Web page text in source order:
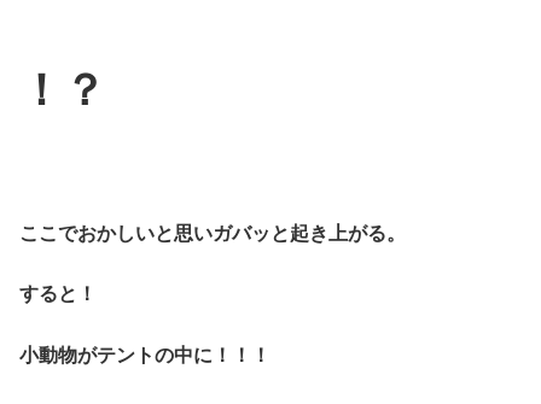
！？
ここでおかしいと思いガバッと起き上がる。
すると！
小動物がテントの中に！！！